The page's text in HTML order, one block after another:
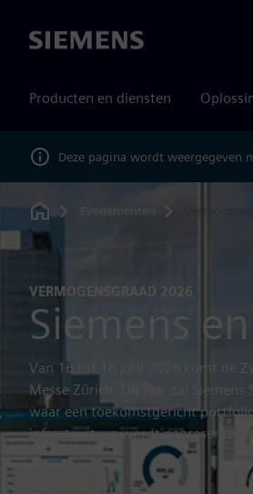
Siemens
Producten en diensten
Deze pagina wordt weergegeven
Home
Evenementen
VERMOGENSGRAAD 2026
Siemens
Van 16 tot 18 juni 2026 komt de
Messe Zürich. Dit jaar zal
waar een toekomstgericht
infrastructuur wordt